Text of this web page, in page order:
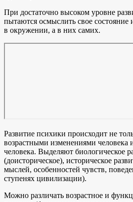
При достаточно высоком уровне
пытаются осмыслить свое
в окружении, а в них самих.
Развитие психики происходит не
возрастными изменениями человека
человека. Выделяют биологическое
(доисторическое), историческое
мыслей, особенностей чувств,
ступенях цивилизации).
Можно различать возрастное и